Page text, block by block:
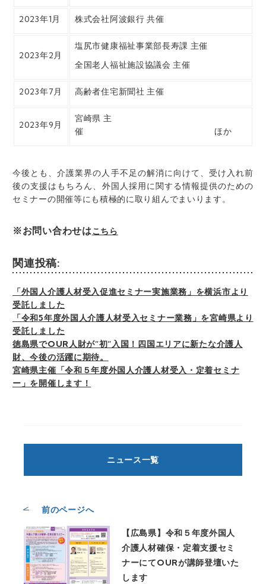
2023年1月 株式会社阿波銀行 共催
2023年2月
塩尻市健康福祉事業部長寿課 主催
全国老人福祉施設協議会 主催
2023年7月 高齢者住宅新聞社 主催
2023年9月
宮崎県 主
催 ほか
今後とも、介護業界の人手不足の解消に向けて、受け入れ前
後の支援はもちろん、 外国人採用に関する情報提供のための
セミナーの開催等にも積極的に取り組んでまいります。
※お問い合わせはこちら
関連投稿:
「外国人介護人材受入促進セミナー実施業務」を横浜市より
受託しました
「令和5年度外国人介護人材受入セミナー業務」を宮崎県より
受託しました
徳島県でOUR人財が”初”入国！四国エリアに新たな介護人
財、今後の活躍に期待。
宮崎県主催「令和５年度外国人介護人材受入・定着セミナ
ー」を開催します！
ニュース一覧
前のページへ
【広島県】令和５年度外国人
介護人材確保・定着支援セミ
ナーにてOURが講師登壇いた
します